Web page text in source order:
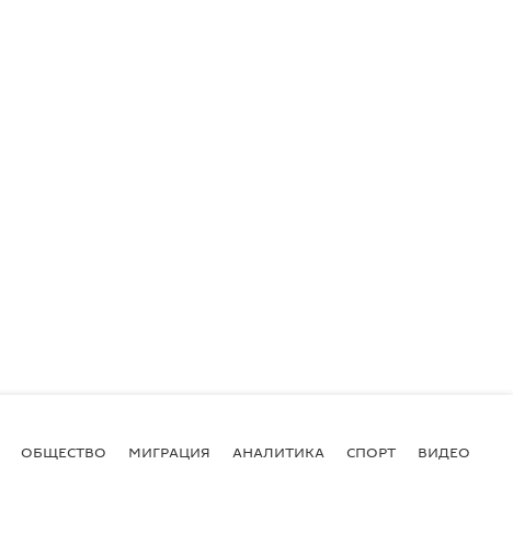
ОБЩЕСТВО МИГРАЦИЯ АНАЛИТИКА СПОРТ ВИДЕО